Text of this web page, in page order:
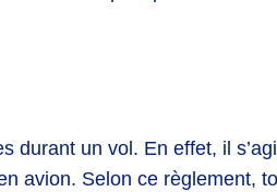
durant un vol. En effet, il
avion. Selon ce règlement,